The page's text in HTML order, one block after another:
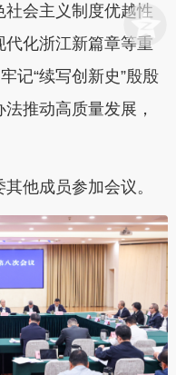
会主义制度优越性
化浙江新篇章等重
记“续写创新史”殷殷
推动高质量发展，
他成员参加会议。